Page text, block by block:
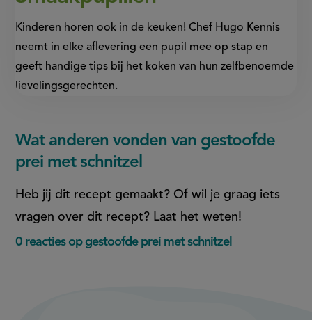
Kinderen horen ook in de keuken! Chef Hugo Kennis
neemt in elke aflevering een pupil mee op stap en
geeft handige tips bij het koken van hun zelfbenoemde
lievelingsgerechten.
Wat anderen vonden van gestoofde
prei met schnitzel
Heb jij dit recept gemaakt? Of wil je graag iets
vragen over dit recept? Laat het weten!
0 reacties op gestoofde prei met schnitzel